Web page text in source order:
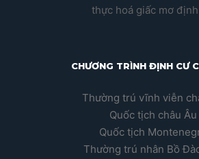
thực hoá giấc mơ
CHƯƠNG TRÌNH ĐỊNH CƯ
Thường trú vĩnh viễn
Quốc tịch châu Âu
Quốc tịch
Thường trú nhân Bồ